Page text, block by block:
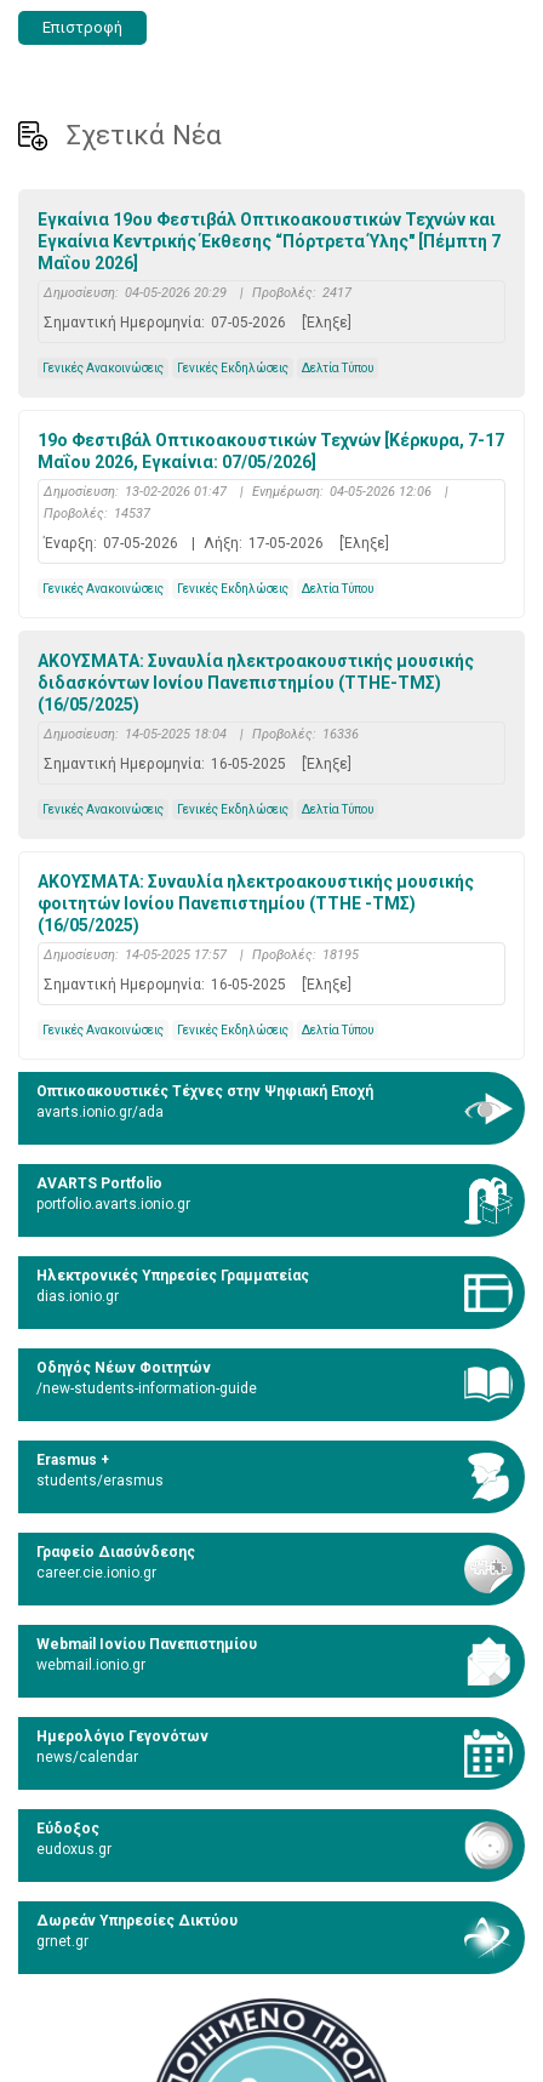
Επιστροφή
Σχετικά Νέα
Εγκαίνια 19ου Φεστιβάλ Οπτικοακουστικών Τεχνών και
Εγκαίνια Κεντρικής Έκθεσης “Πόρτρετα Ύλης" [Πέμπτη 7
Μαΐου 2026]
Δημοσίευση: 04-05-2026 20:29 | Προβολές: 2417
Σημαντική Ημερομηνία: 07-05-2026 [Έληξε]
Γενικές Ανακοινώσεις Γενικές Εκδηλώσεις Δελτία Τύπου
19ο Φεστιβάλ Οπτικοακουστικών Τεχνών [Κέρκυρα, 7-17
Μαΐου 2026, Εγκαίνια: 07/05/2026]
Δημοσίευση: 13-02-2026 01:47 | Ενημέρωση: 04-05-2026 12:06
|
Προβολές: 14537
Έναρξη: 07-05-2026 Λήξη: 17-05-2026 [Έληξε]
Γενικές Ανακοινώσεις Γενικές Εκδηλώσεις Δελτία Τύπου
ΑΚΟΥΣΜΑΤΑ: Συναυλία ηλεκτροακουστικής μουσικής
διδασκόντων Ιονίου Πανεπιστημίου (ΤΤΗΕ-ΤΜΣ)
(16/05/2025)
Δημοσίευση: 14-05-2025 18:04 | Προβολές: 16336
Σημαντική Ημερομηνία: 16-05-2025 [Έληξε]
Γενικές Ανακοινώσεις Γενικές Εκδηλώσεις Δελτία Τύπου
ΑΚΟΥΣΜΑΤΑ: Συναυλία ηλεκτροακουστικής μουσικής
φοιτητών Ιονίου Πανεπιστημίου (ΤΤΗΕ -ΤΜΣ)
(16/05/2025)
Δημοσίευση: 14-05-2025 17:57 | Προβολές: 18195
Σημαντική Ημερομηνία: 16-05-2025 [Έληξε]
Γενικές Ανακοινώσεις Γενικές Εκδηλώσεις Δελτία Τύπου
Οπτικοακουστικές Τέχνες στην Ψηφιακή Εποχή
avarts.ionio.gr/ada
AVARTS Portfolio
portfolio.avarts.ionio.gr
Ηλεκτρονικές Υπηρεσίες Γραμματείας
dias.ionio.gr
Οδηγός Νέων Φοιτητών
/new-students-information-guide
Erasmus +
students/erasmus
Γραφείο Διασύνδεσης
career.cie.ionio.gr
Webmail Ιονίου Πανεπιστημίου
webmail.ionio.gr
Ημερολόγιο Γεγονότων
news/calendar
Εύδοξος
eudoxus.gr
Δωρεάν Υπηρεσίες Δικτύου
grnet.gr